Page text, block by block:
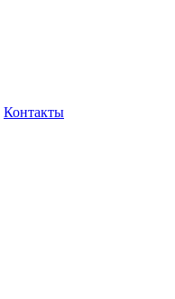
Контакты